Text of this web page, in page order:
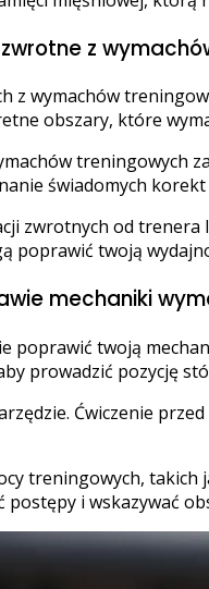
z
z wymachów
obszary, które
treningowych
świadomych
zwrotnych od
poprawić twoją
mechaniki
poprawić twoją
prowadzić pozycję
Ćwiczenie
treningowych,
postępy i wskazywać